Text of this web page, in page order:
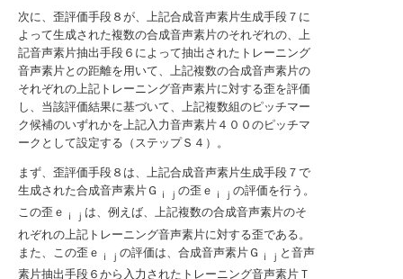
次に、歪評価手段８が、上記合成音声素片生成手段７に
よって生成された複数の合成音声素片のそれぞれの、上
記音声素片抽出手段６によって抽出されたトレーニング
音声素片との距離を用いて、上記複数の合成音声素片の
それぞれの上記トレーニング音声素片に対する歪を評価
し、当該評価結果に基づいて、上記複数組のピッチマー
ク候補のいずれかを上記入力音声素片４００のピッチマ
ークとして設定する（ステップＳ４）。
まず、歪評価手段８は、上記合成音声素片生成手段７で
生成された合成音声素片Ｇ
ｉｊ の歪ｅ ｉｊ の評価を行う。
この歪ｅ
ｉｊ は、例えば、上記複数の合成音声素片のそ
れぞれの上記トレーニング音声素片に対する歪である。
また、この歪ｅ
ｉｊ の評価は、合成音声素片Ｇ ｉｊ と音声
素片抽出手段６から入力されたトレーニング音声素片Ｔ